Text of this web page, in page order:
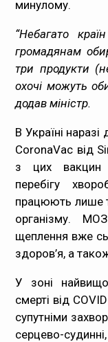
минулому.
“Небагато
громадянам
три продукти
охочі можуть
додав міністр.
В Україні
CoronaVac від
з цих вакцин
перебігу
працюють лише
організму.
щеплення вже
здоров’я, а
У зоні
смерті від
супутніми
серцево-